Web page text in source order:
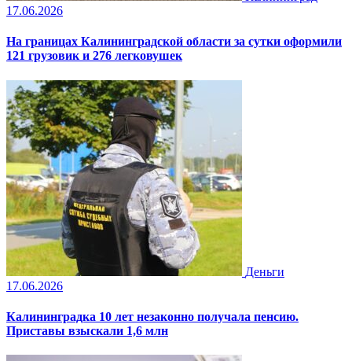
17.06.2026
На границах Калининградской области за сутки оформили
121 грузовик и 276 легковушек
Деньги
17.06.2026
Калининградка 10 лет незаконно получала пенсию.
Приставы взыскали 1,6 млн